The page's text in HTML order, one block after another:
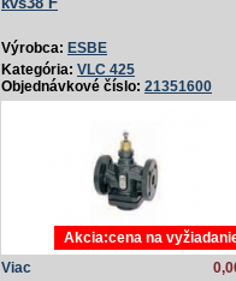
Výrobca: ESBE
Kategória: VLC 425
Objednávkové číslo: 21351600
Viac
Akcia:cena na